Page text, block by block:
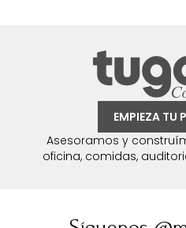
EMPIEZA TU
Asesoramos y
oficina, comidas,